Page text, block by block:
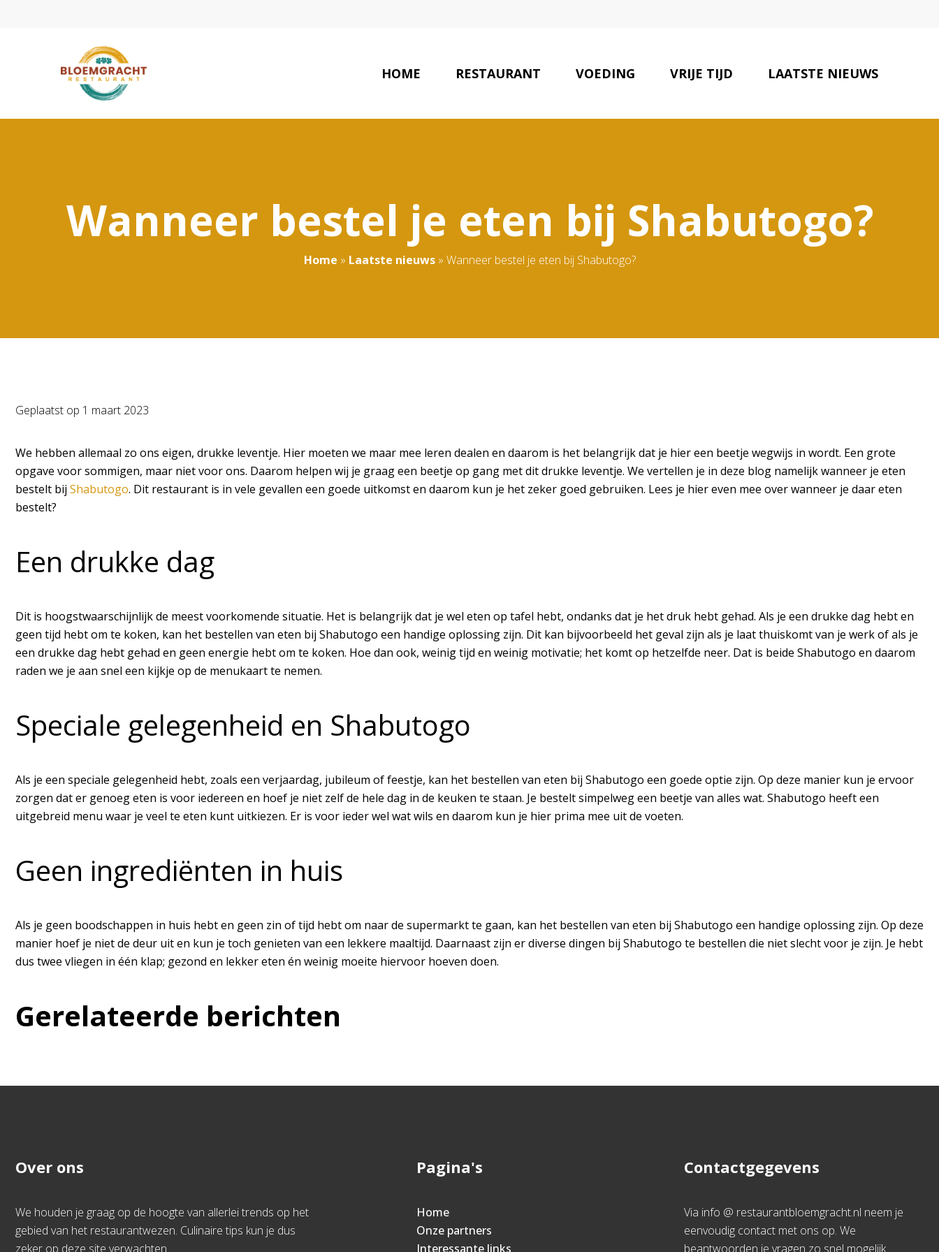
HOME RESTAURANT VOEDING VRIJE TIJD LAATSTE NIEUWS
Wanneer bestel je eten bij Shabutogo?
Home » Laatste nieuws» Wanneer bestel je eten bij Shabutogo?
Geplaatst op 1 maart 2023
We hebben allemaal zo ons eigen, drukke leventje. Hier moeten we maar mee leren dealen en daarom is het belangrijk dat je hier een beetje wegwijs in wordt. Een grote
opgave voor sommigen, maar niet voor ons. Daarom helpen wij je graag een beetje op gang met dit drukke leventje. We vertellen je in deze blog namelijk wanneer je eten
bestelt bij Shabutogo. Dit restaurant is in vele gevallen een goede uitkomst en daarom kun je het zeker goed gebruiken. Lees je hier even mee over wanneer je daar eten
bestelt?
Een drukke dag
Dit is hoogstwaarschijnlijk de meest voorkomende situatie. Het is belangrijk dat je wel eten op tafel hebt, ondanks dat je het druk hebt gehad. Als je een drukke dag hebt en
geen tijd hebt om te koken, kan het bestellen van eten bij Shabutogo een handige oplossing zijn. Dit kan bijvoorbeeld het geval zijn als je laat thuiskomt van je werk of als je
een drukke dag hebt gehad en geen energie hebt om te koken. Hoe dan ook, weinig tijd en weinig motivatie; het komt op hetzelfde neer. Dat is beide Shabutogo en daarom
raden we je aan snel een kijkje op de menukaart te nemen.
Speciale gelegenheid en Shabutogo
Als je een speciale gelegenheid hebt, zoals een verjaardag, jubileum of feestje, kan het bestellen van eten bij Shabutogo een goede optie zijn. Op deze manier kun je ervoor
zorgen dat er genoeg eten is voor iedereen en hoef je niet zelf de hele dag in de keuken te staan. Je bestelt simpelweg een beetje van alles wat. Shabutogo heeft een
uitgebreid menu waar je veel te eten kunt uitkiezen. Er is voor ieder wel wat wils en daarom kun je hier prima mee uit de voeten.
Geen ingrediënten in huis
Als je geen boodschappen in huis hebt en geen zin of tijd hebt om naar de supermarkt te gaan, kan het bestellen van eten bij Shabutogo een handige oplossing zijn. Op deze
manier hoef je niet de deur uit en kun je toch genieten van een lekkere maaltijd. Daarnaast zijn er diverse dingen bij Shabutogo te bestellen die niet slecht voor je zijn. Je hebt
dus twee vliegen in één klap; gezond en lekker eten én weinig moeite hiervoor hoeven doen.
Gerelateerde berichten
Over ons
We houden je graag op de hoogte van allerlei trends op het
gebied van het restaurantwezen. Culinaire tips kun je dus
zeker op deze site verwachten.
Pagina's
Home
Onze partners
Interessante links
Contactgegevens
Via info @ restaurantbloemgracht.nl neem je
eenvoudig contact met ons op. We
beantwoorden je vragen zo snel mogelijk.